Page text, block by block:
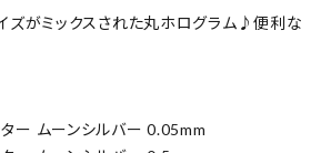
ズがミックスされた丸ホログラム♪便利な
ー ムーンシルバー 0.05mm